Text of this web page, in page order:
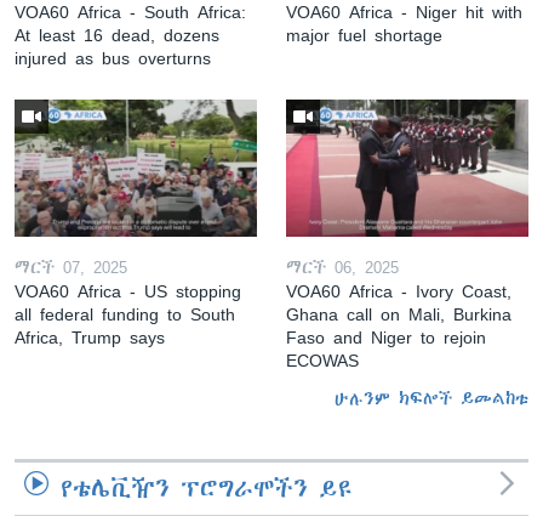
VOA60 Africa - South Africa:
At least 16 dead, dozens
injured as bus overturns
VOA60 Africa - Niger hit with
major fuel shortage
ማርች 07, 2025
VOA60 Africa - US stopping
all federal funding to South
Africa, Trump says
ማርች 06, 2025
VOA60 Africa - Ivory Coast,
Ghana call on Mali, Burkina
Faso and Niger to rejoin
ECOWAS
ሁሉንም ክፍሎች ይመልከቱ
የቴሌቪዥን ፕሮግራሞችን ይዩ